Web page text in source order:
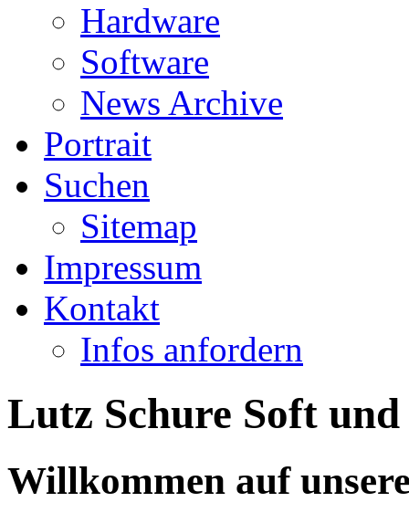
Hardware
Software
News Archive
Portrait
Suchen
Sitemap
Impressum
Kontakt
Infos anfordern
Lutz Schure Soft
Willkommen auf